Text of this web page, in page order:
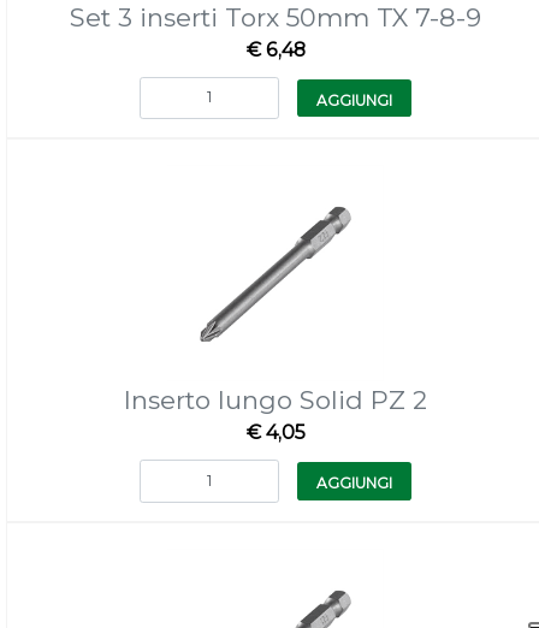
Set 3 inserti Torx 50mm TX 7-8-9
€ 6,48
Quantità
AGGIUNGI
Inserto lungo Solid PZ 2
€ 4,05
Quantità
AGGIUNGI